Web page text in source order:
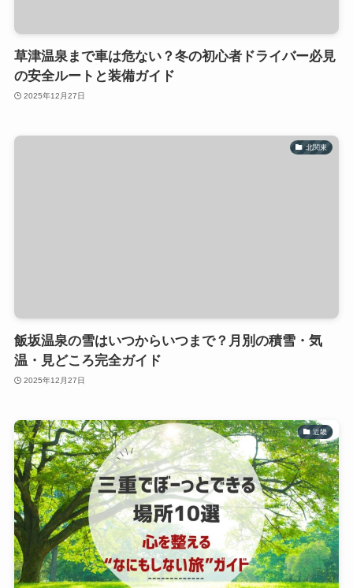
草津温泉まで車は危ない？冬の初心者ドライバー必見
の安全ルートと装備ガイド
2025年12月27日
北関東
飯坂温泉の雪はいつからいつまで？月別の積雪・気
温・見どころ完全ガイド
2025年12月27日
近畿